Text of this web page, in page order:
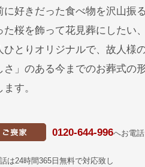
に好きだった食べ物を沢山振
た桜を飾って花見葬にしたい
ひとりオリジナルで、故人様
さ」のある今までのお葬式の
す。
0120-644-996へお電話
は24時間365日無料で対応致し